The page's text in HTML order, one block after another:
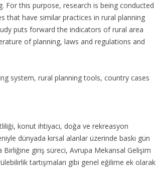
For this purpose, research is being conducted
that have similar practices in rural planning
puts forward the indicators of rural area
of planning, laws and regulations and
system, rural planning tools, country cases
konut ihtiyacı, doğa ve rekreasyon
dünyada kırsal alanlar üzerinde baskı gün
giriş süreci, Avrupa Mekansal Gelişim
tartışmaları gibi genel eğilime ek olarak